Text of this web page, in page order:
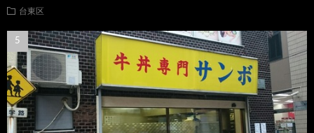
台東区